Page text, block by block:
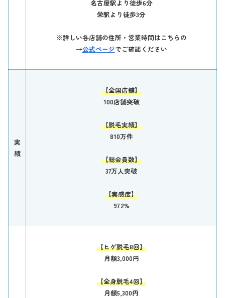
名古屋駅より徒歩6分
栄駅より徒歩3分
※詳しい各店舗の住所・営業時間はこちらの
→公式ページでご確認ください
実
績
【全国店舗】
100店舗突破
【脱毛実績】
810万件
【総会員数】
37万人突破
【実感度】
97.2%
【ヒゲ脱毛8回】
月額3,000円
【全身脱毛4回】
月額5,300円